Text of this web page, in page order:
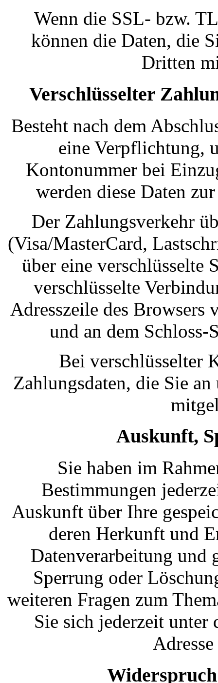
Wenn die SSL- bzw.
können die Daten, die
Dritten
Verschlüsselter
Besteht nach dem
eine Verpflichtung,
Kontonummer bei
werden diese Daten
Der Zahlungsverkehr
(Visa/MasterCard,
über eine verschlüsselte
verschlüsselte
Adresszeile des
und an dem
Bei verschlüsselter
Zahlungsdaten, die Sie
Auskunft,
Sie haben im
Bestimmungen
Auskunft über Ihre
deren Herkunft und
Datenverarbeitung und
Sperrung oder
weiteren Fragen zum
Sie sich jederzeit unter